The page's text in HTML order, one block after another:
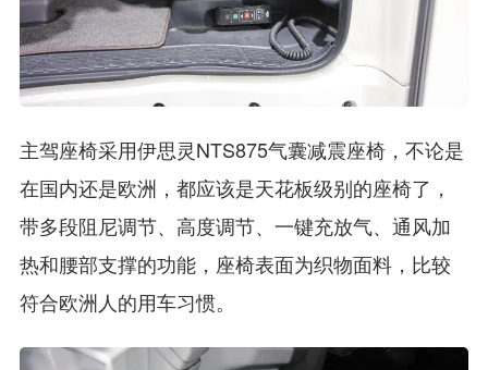
主驾座椅采用伊思灵NTS875气囊减震座椅，不论是
在国内还是欧洲，都应该是天花板级别的座椅了，
带多段阻尼调节、高度调节、一键充放气、通风加
热和腰部支撑的功能，座椅表面为织物面料，比较
符合欧洲人的用车习惯。